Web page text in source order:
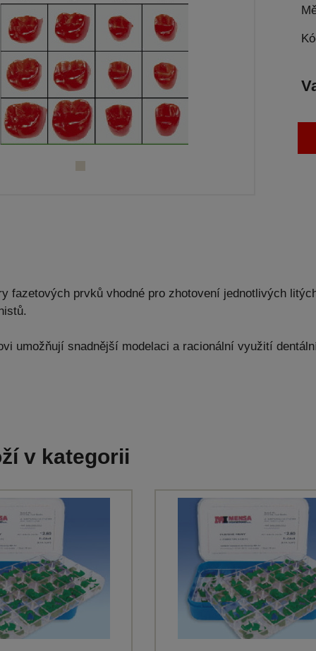
fazetových prvků vhodné pro zhotovení jednotlivých
umožňují snadnější modelaci a racionální využití
v kategorii